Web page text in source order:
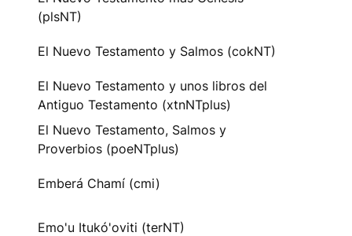
(plsNT)
El Nuevo Testamento y Salmos (cokNT)
El Nuevo Testamento y unos libros del
Antiguo Testamento (xtnNTplus)
El Nuevo Testamento, Salmos y
Proverbios (poeNTplus)
Emberá Chamí (cmi)
Emo'u Itukó'oviti (terNT)